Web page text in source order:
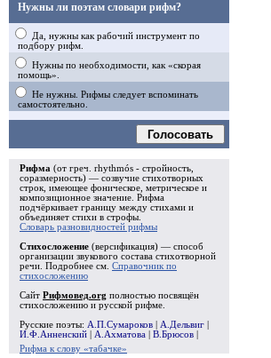
Нужны ли поэтам словари рифм?
Да, нужны как рабочий инструмент по
подбору рифм.
Нужны по необходимости, как «скорая
помощь».
Не нужны. Рифмы следует вспоминать
самостоятельно.
Голосовать
Рифма (от греч. rhythmós - стройность,
соразмерность) — созвучие стихотворных
строк, имеющее фоническое, метрическое и
композиционное значение. Рифма
подчёркивает границу между стихами и
объединяет стихи в строфы
Словарь разновидностей рифмы
Стихосложение (версификация) — способ
организации звукового состава стихотворной
речи. Подробнее см. Справочник по
стихосложению
Сайт Рифмовед.org полностью посвящён
стихосложению и русской рифме.
Русские поэты: А.П.Сумароков А.Дельвиг
И.Ф.Анненский
А.Ахматова В.Брюсов
Рифма к слову «табачке»